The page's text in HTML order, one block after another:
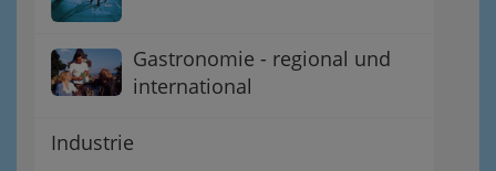
Gastronomie - regional und
international
Industrie